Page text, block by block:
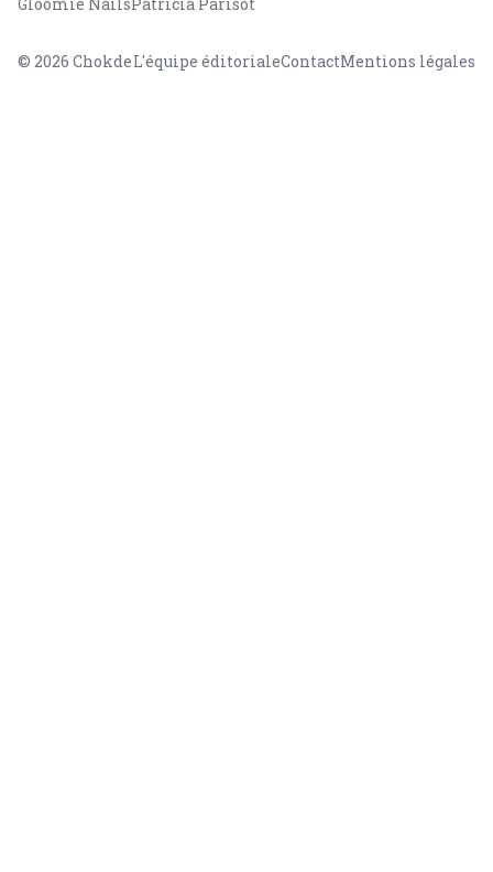
© 2026 ChokdeL'équipe éditorialeContactMentions légales